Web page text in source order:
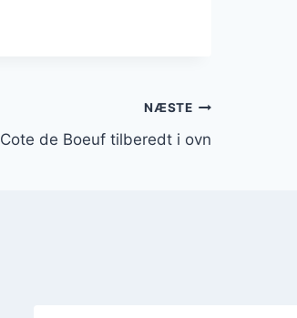
NÆSTE
Cote de Boeuf tilberedt i ovn